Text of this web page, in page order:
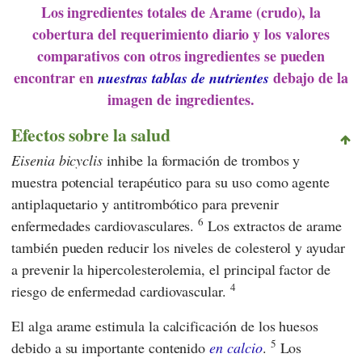
Los ingredientes totales de Arame (crudo), la
cobertura del requerimiento diario y los valores
comparativos con otros ingredientes se pueden
encontrar en nuestras tablas de nutrientes debajo de la
imagen de ingredientes.
Efectos sobre la salud
Eisenia bicyclis inhibe la formación de trombos y
muestra potencial terapéutico para su uso como agente
antiplaquetario y antitrombótico para prevenir
enfermedades cardiovasculares.6 Los extractos de arame
también pueden reducir los niveles de colesterol y ayudar
a prevenir la hipercolesterolemia, el principal factor de
riesgo de enfermedad cardiovascular.4
El alga arame estimula la calcificación de los huesos
debido a su importante contenidoen calcio. 5 Los